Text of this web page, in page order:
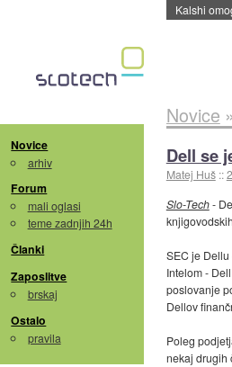
Kalshi
Novice
arhiv
Forum
mali oglasi
teme zadnjih 24h
Članki
Zaposlitve
brskaj
Ostalo
pravila
Novice »
Dell se
Matej Huš ::
Slo-Tech-
SEC je
Intelom -
poslovanje
Dellov
Poleg
nekaj drugih